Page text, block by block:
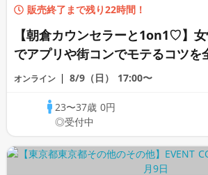
販売終了まで残り22時間！
【朝倉カウンセラーと1on1♡】
でアプリや街コンでモテるコツを
バイス♡《オンライン恋愛カウン
オンライン 8/9（日） 17:00〜
23〜37歳0円
◎受付中